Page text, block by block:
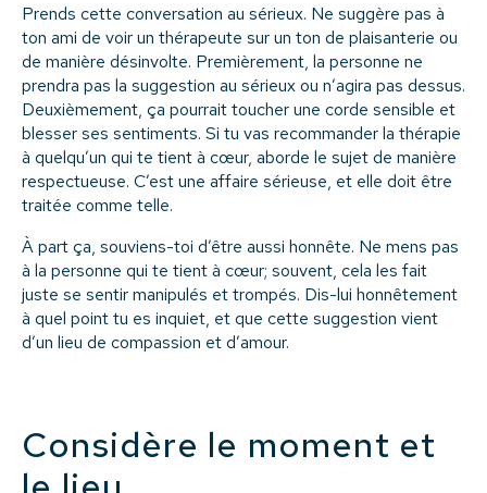
Prends cette conversation au sérieux. Ne suggère pas à
ton ami de voir un thérapeute sur un ton de plaisanterie ou
de manière désinvolte. Premièrement, la personne ne
prendra pas la suggestion au sérieux ou n’agira pas dessus.
Deuxièmement, ça pourrait toucher une corde sensible et
blesser ses sentiments. Si tu vas recommander la thérapie
à quelqu’un qui te tient à cœur, aborde le sujet de manière
respectueuse. C’est une affaire sérieuse, et elle doit être
traitée comme telle.
À part ça, souviens-toi d’être aussi honnête. Ne mens pas
à la personne qui te tient à cœur; souvent, cela les fait
juste se sentir manipulés et trompés. Dis-lui honnêtement
à quel point tu es inquiet, et que cette suggestion vient
d’un lieu de compassion et d’amour.
Considère le moment et